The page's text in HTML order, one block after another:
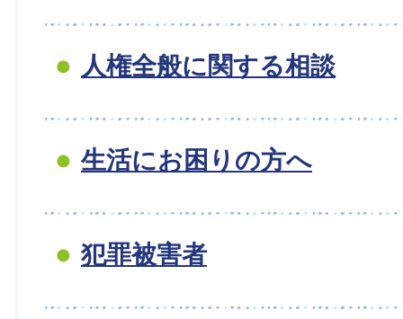
人権全般に関する相談
生活にお困りの方へ
犯罪被害者